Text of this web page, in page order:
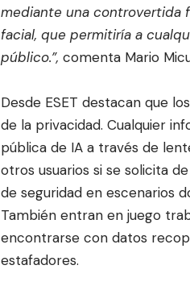
mediante una controvertida
facial, que permitiría a
público.”, comenta Mario
Desde ESET destacan que
de la privacidad. Cualquier
pública de IA a través de
otros usuarios si se solicita
de seguridad en escenarios
También entran en juego
encontrarse con datos
estafadores.